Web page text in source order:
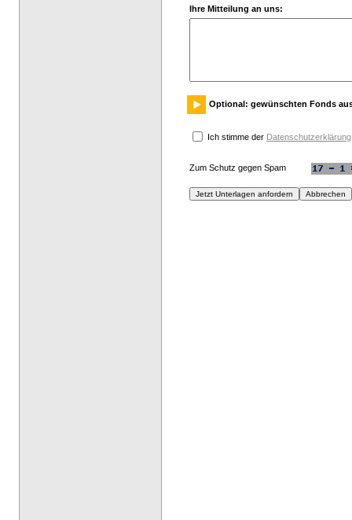
Ihre Mitteilung an uns:
Optional: gewünschten Fonds
Ich stimme der Datenschutzerklärung
Zum Schutz gegen Spam